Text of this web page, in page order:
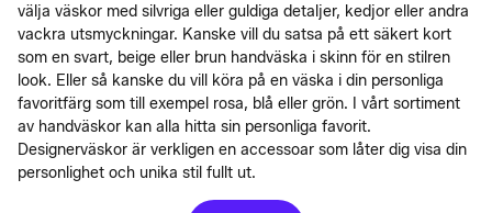
välja väskor med silvriga eller guldiga detaljer, kedjor eller andra
vackra utsmyckningar. Kanske vill du satsa på ett säkert kort
som en svart, beige eller brun handväska i skinn för en stilren
look. Eller så kanske du vill köra på en väska i din personliga
favoritfärg som till exempel rosa, blå eller grön. I vårt sortiment
av handväskor kan alla hitta sin personliga favorit.
Designerväskor är verkligen en accessoar som låter dig visa din
personlighet och unika stil fullt ut.